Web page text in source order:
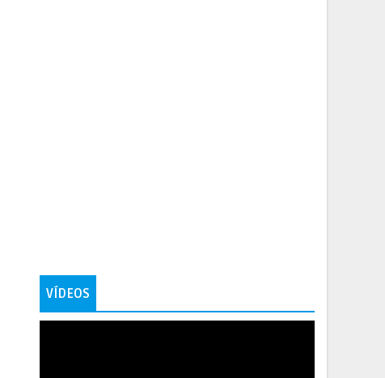
VÍDEOS